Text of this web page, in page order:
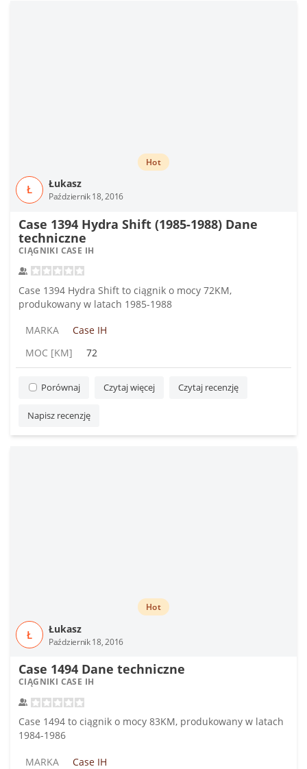
Ł Łukasz
Październik 18, 2016
Hot
Case 1394 Hydra Shift (1985-1988) Dane
techniczne
CIĄGNIKI CASE IH
Case 1394 Hydra Shift to ciągnik o mocy 72KM,
produkowany w latach 1985-1988
MARKA
Case IH
MOC [KM]
72
Porównaj Czytaj więcej Czytaj recenzję
Napisz recenzję
Ł Łukasz
Październik 18, 2016
Hot
Case 1494 Dane techniczne
CIĄGNIKI CASE IH
Case 1494 to ciągnik o mocy 83KM, produkowany w latach
1984-1986
MARKA
Case IH